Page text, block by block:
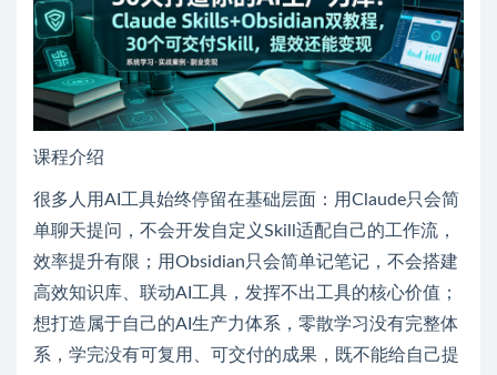
课程介绍
很多人用AI工具始终停留在基础层面：用Claude只会简
单聊天提问，不会开发自定义Skill适配自己的工作流，
效率提升有限；用Obsidian只会简单记笔记，不会搭建
高效知识库、联动AI工具，发挥不出工具的核心价值；
想打造属于自己的AI生产力体系，零散学习没有完整体
系，学完没有可复用、可交付的成果，既不能给自己提